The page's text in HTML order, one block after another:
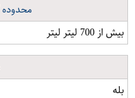
بیش از 700 لیتر لیتر
بله